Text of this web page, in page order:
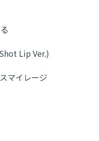
Lip Ver.)
スマイレージ